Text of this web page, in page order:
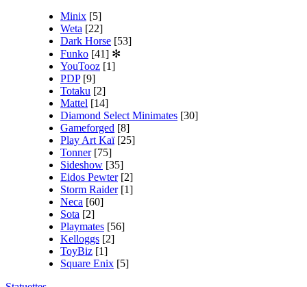
Minix [5]
Weta [22]
Dark Horse [53]
Funko [41] ✻
YouTooz [1]
PDP [9]
Totaku [2]
Mattel [14]
Diamond Select Minimates [30]
Gameforged [8]
Play Art Kaï [25]
Tonner [75]
Sideshow [35]
Eidos Pewter [2]
Storm Raider [1]
Neca [60]
Sota [2]
Playmates [56]
Kelloggs [2]
ToyBiz [1]
Square Enix [5]